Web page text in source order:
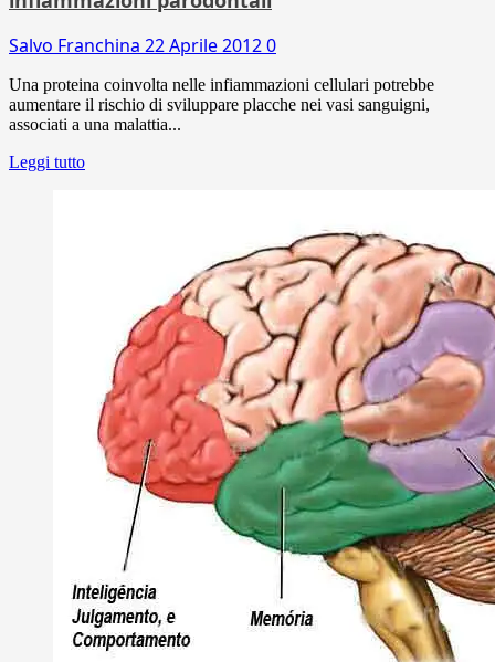
Salvo Franchina 22 Aprile 20120
Una proteina coinvolta nelle infiammazioni cellulari potrebbe
aumentare il rischio di sviluppare placche nei vasi sanguigni,
associati a una malattia...
Leggi tutto